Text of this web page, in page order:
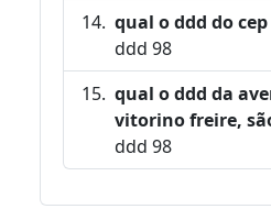
qual o ddd do cep
ddd 98
qual o ddd da
vitorino freire,
ddd 98